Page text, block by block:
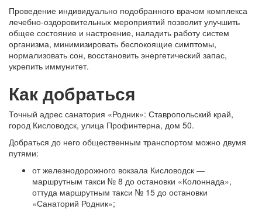
Проведение индивидуально подобранного врачом комплекса
лечебно-оздоровительных мероприятий позволит улучшить
общее состояние и настроение, наладить работу систем
организма, минимизировать беспокоящие симптомы,
нормализовать сон, восстановить энергетический запас,
укрепить иммунитет.
Как добраться
Точный адрес санатория «Родник»: Ставропольский край,
город Кисловодск, улица Профинтерна, дом 50.
Добраться до него общественным транспортом можно двумя
путями:
от железнодорожного вокзала Кисловодск —
маршрутным такси № 8 до остановки «Колоннада»,
оттуда маршрутным такси № 15 до остановки
«Санаторий Родник»;